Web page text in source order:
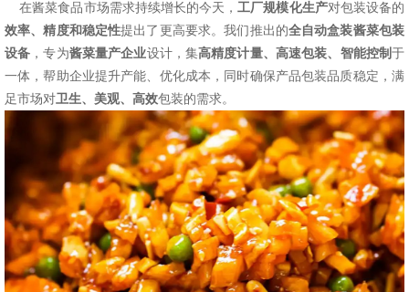
在酱菜食品市场需求持续增长的今天，工厂规模化生产对包装设备的
效率、精度和稳定性提出了更高要求。我们推出的全自动盒装酱菜包装
设备 ，专为酱菜量产企业设计，集高精度计量、高速包装、智能控制于
一体，帮助企业提升产能、优化成本，同时确保产品包装品质稳定，满
足市场对卫生、美观、高效包装的需求。